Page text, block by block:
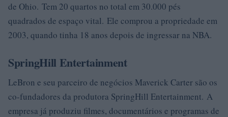
de Ohio. Tem 20 quartos no total em 30.000 pés
quadrados de espaço vital. Ele comprou a propriedade em
2003, quando tinha 18 anos depois de ingressar na NBA.
SpringHill Entertainment
LeBron e seu parceiro de negócios Maverick Carter são os
co-fundadores da produtora SpringHill Entertainment. A
empresa já produziu filmes, documentários e programas de